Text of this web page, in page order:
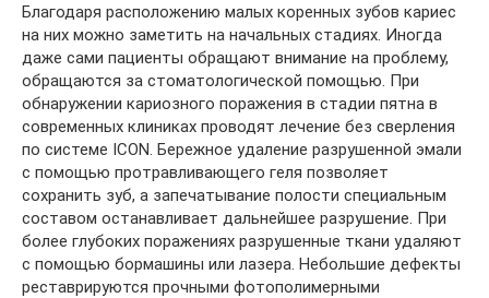
Благодаря расположению малых коренных зубов кариес
на них можно заметить на начальных стадиях. Иногда
даже сами пациенты обращают внимание на проблему,
обращаются за стоматологической помощью. При
обнаружении кариозного поражения в стадии пятна в
современных клиниках проводят лечение без сверления
по системе ICON. Бережное удаление разрушенной эмали
с помощью протравливающего геля позволяет
сохранить зуб, а запечатывание полости специальным
составом останавливает дальнейшее разрушение. При
более глубоких поражениях разрушенные ткани удаляют
с помощью бормашины или лазера. Небольшие дефекты
реставрируются прочными фотополимерными